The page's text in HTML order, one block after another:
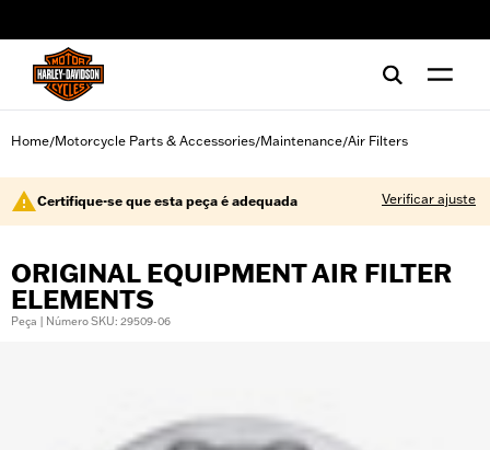
Home/Motorcycle Parts & Accessories/Maintenance/Air Filters
Certifique-se que esta peça é adequada Verificar ajuste
ORIGINAL EQUIPMENT AIR FILTER
ELEMENTS
Peça | Número SKU: 29509-06